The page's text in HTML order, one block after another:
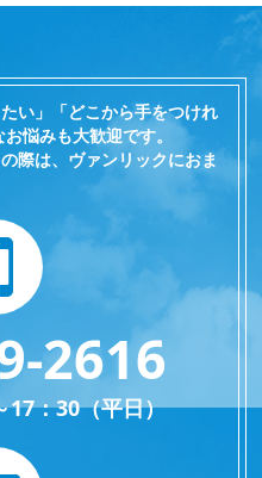
い」「どこから手をつけれ
悩みも大歓迎です。
際は、ヴァンリックにおま
2616
：30（平日）